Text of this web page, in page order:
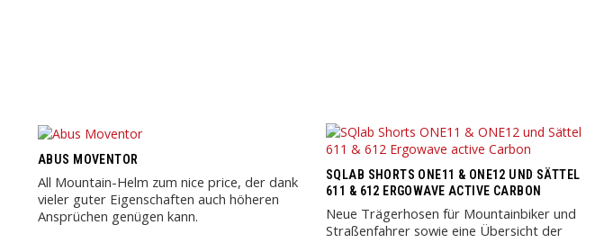
ABUS MOVENTOR
All Mountain-Helm zum nice price, der dank
vieler guter Eigenschaften auch höheren
Ansprüchen genügen kann.
SQLAB SHORTS ONE11 & ONE12 UND SÄTTEL
611 & 612 ERGOWAVE ACTIVE CARBON
Neue Trägerhosen für Mountainbiker und
Straßenfahrer sowie eine Übersicht der